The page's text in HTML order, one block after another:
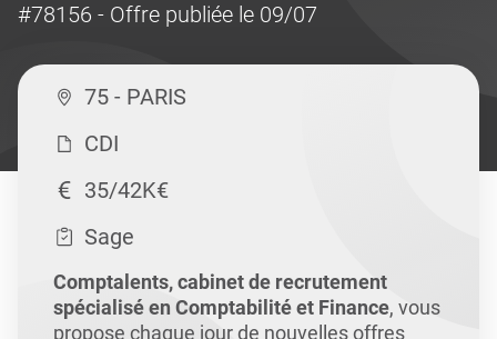
#78156 - Offre publiée le 09/07
75 - PARIS
CDI
35/42K€
Sage
Comptalents, cabinet de recrutement
spécialisé en Comptabilité et Finance, vous
propose chaque jour de nouvelles offres